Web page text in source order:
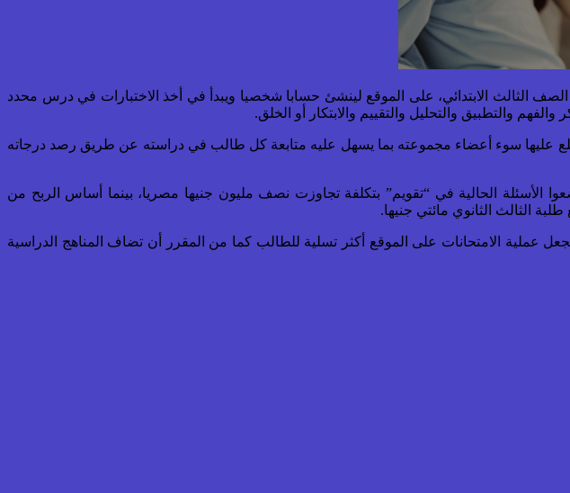
الثالث الابتدائي، على الموقع لينشئ حسابا شخصيا ويبدأ في أخذ الاختبارات في درس محدد
عليها سوء أعضاء مجموعته بما يسهل عليه متابعة كل طالب في دراسته عن طريق رصد درجاته
الحالية في “تقويم” بتكلفة تجاوزت نصف مليون جنيها مصريا، بينما أساس الربح من
عملية الامتحانات على الموقع أكثر تسلية للطالب كما من المقرر أن تضاف المناهج الدراسية